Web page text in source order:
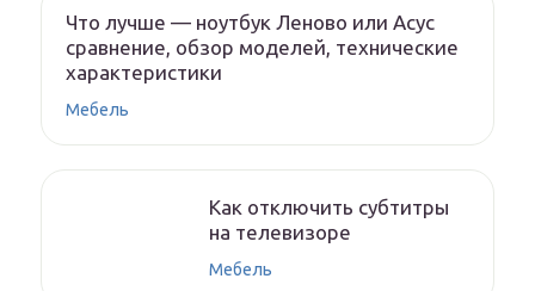
Что лучше — ноутбук Леново или Асус
сравнение, обзор моделей, технические
характеристики
Мебель
Как отключить субтитры
на телевизоре
Мебель